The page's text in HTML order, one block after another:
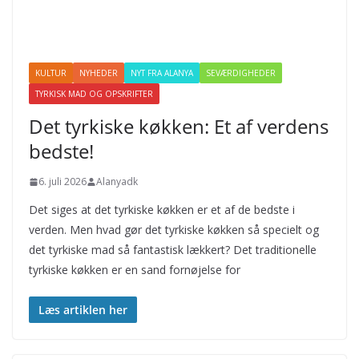
KULTUR NYHEDER NYT FRA ALANYA
SEVÆRDIGHEDER
TYRKISK MAD OG OPSKRIFTER
Det tyrkiske køkken: Et af verdens
bedste!
6. juli 2026 Alanyadk
Det siges at det tyrkiske køkken er et af de bedste i
verden. Men hvad gør det tyrkiske køkken så specielt og
det tyrkiske mad så fantastisk lækkert? Det traditionelle
tyrkiske køkken er en sand fornøjelse for
Læs artiklen her